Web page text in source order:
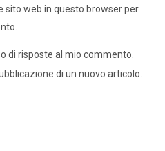
sito web in questo browser per
di risposte al mio commento.
di un nuovo articolo.